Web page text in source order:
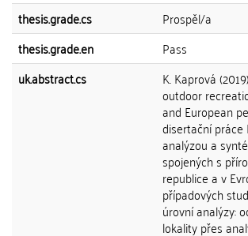
thesis.grade.cs
Prospěl/a
thesis.grade.en
Pass
uk.abstract.cs
K. Kaprová
outdoor
and European
disertační
analýzou a
spojených s
republice a v
případových
úrovní analýzy:
lokality přes